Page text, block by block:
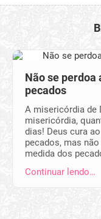
Não se perdoa
pecados
A misericórdia de
misericórdia,
dias! Deus cura
pecados, mas
medida dos
Continuar lendo…